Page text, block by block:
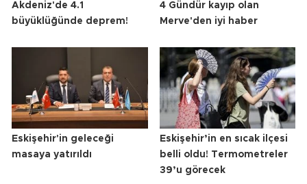
Akdeniz'de 4.1
büyüklüğünde deprem!
4 Gündür kayıp olan
Merve'den iyi haber
Eskişehir'in geleceği
masaya yatırıldı
Eskişehir’in en sıcak ilçesi
belli oldu! Termometreler
39’u görecek